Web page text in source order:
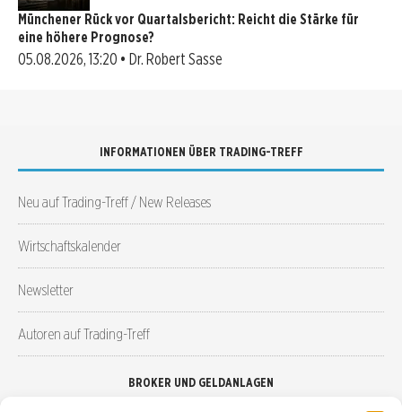
Münchener Rück vor Quartalsbericht: Reicht die Stärke für
eine höhere Prognose?
05.08.2026, 13:20 • Dr. Robert Sasse
INFORMATIONEN ÜBER TRADING-TREFF
Neu auf Trading-Treff / New Releases
Wirtschaftskalender
Newsletter
Autoren auf Trading-Treff
BROKER UND GELDANLAGEN